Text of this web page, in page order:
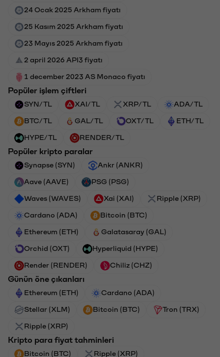
24 Ocak 2025 Arkham fiyatı
25 Kasım 2025 Arkham fiyatı
23 Mayıs 2025 Arkham fiyatı
2 april 2026 API3 fiyatı
1 december 2023 AS Monaco fiyatı
Popüler işlem çiftleri
SYN/TL XAI/TL XRP/TL ADA/TL
BTC/TL GAL/TL OXT/TL ETH/TL
HYPE/TL RENDER/TL
Popüler kripto paralar
Synapse (SYN) Ankr (ANKR)
Aave (AAVE) PSG (PSG)
Waves (WAVES) Xai (XAI) Ripple (XRP)
Cardano (ADA) Bitcoin (BTC)
Ethereum (ETH) Galatasaray (GAL)
Orchid (OXT) Hyperliquid (HYPE)
Render (RENDER) Chiliz (CHZ)
Günün öne çıkanları
Ethereum (ETH) Cardano (ADA)
Stellar (XLM) Bitcoin (BTC) Tron (TRX)
Ripple (XRP)
Kripto para fiyat tahminleri
Bitcoin (BTC) Ripple (XRP)